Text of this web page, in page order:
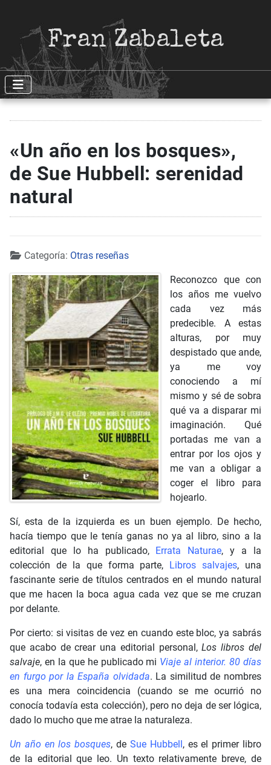
Fran Zabaleta
«Un año en los bosques»,
de Sue Hubbell: serenidad
natural
Detalles
Categoría: Otras reseñas
Reconozco que con
los años me vuelvo
cada vez más
predecible. A estas
alturas, por muy
despistado que ande,
ya me voy
conociendo a mí
mismo y sé de sobra
qué va a disparar mi
imaginación. Qué
portadas me van a
entrar por los ojos y
me van a obligar a
coger el libro para
hojearlo.
Sí, esta de la izquierda es un buen ejemplo. De hecho,
hacía tiempo que le tenía ganas no ya al libro, sino a la
editorial que lo ha publicado, Errata Naturae, y a la
colección de la que forma parte, Libros salvajes, una
fascinante serie de títulos centrados en el mundo natural
que me hacen la boca agua cada vez que se me cruzan
por delante.
Por cierto: si visitas de vez en cuando este bloc, ya sabrás
que acabo de crear una editorial personal,Los libros del
salvaje, en la que he publicado mi Viaje al interior. 80 días
en furgo por la España olvidada. La similitud de nombres
es una mera coincidencia (cuando se me ocurrió no
conocía todavía esta colección), pero no deja de ser lógica,
dado lo mucho que me atrae la naturaleza.
Un año en los bosques, de Sue Hubbell, es el primer libro
de la editorial que leo. Un texto relativamente breve, de